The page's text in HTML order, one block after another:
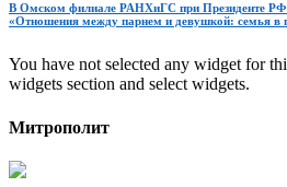
В Омском филиале РАНХиГС при Президенте РФ
«Отношения между парнем и девушкой: семья в
You have not selected any widget for
widgets section and select widgets.
Митрополит